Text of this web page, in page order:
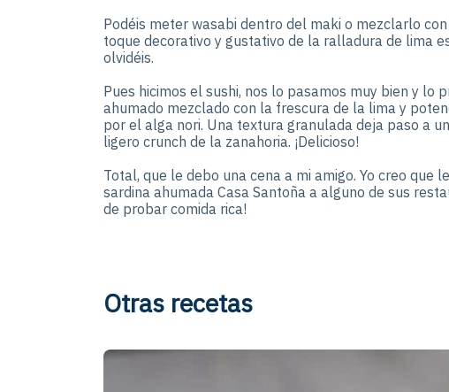
Podéis meter wasabi dentro del maki o mezclarlo
toque decorativo y gustativo de la ralladura de lima
olvidéis.
Pues hicimos el sushi, nos lo pasamos muy bien y lo
ahumado mezclado con la frescura de la lima y
por el alga nori. Una textura granulada deja paso a
ligero crunch de la zanahoria. ¡Delicioso!
Total, que le debo una cena a mi amigo. Yo creo que
sardina ahumada Casa Santoña a alguno de sus
de probar comida rica!
Otras recetas